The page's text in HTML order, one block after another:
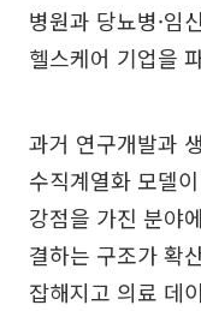
병원과 당뇨병·임
헬스케어 기업을
과거 연구개발과
수직계열화 모델
강점을 가진 분야
결하는 구조가 확
잡해지고 의료 데